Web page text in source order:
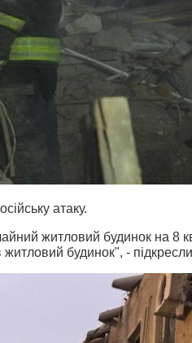
атаку.
житловий будинок на 8
будинок", -